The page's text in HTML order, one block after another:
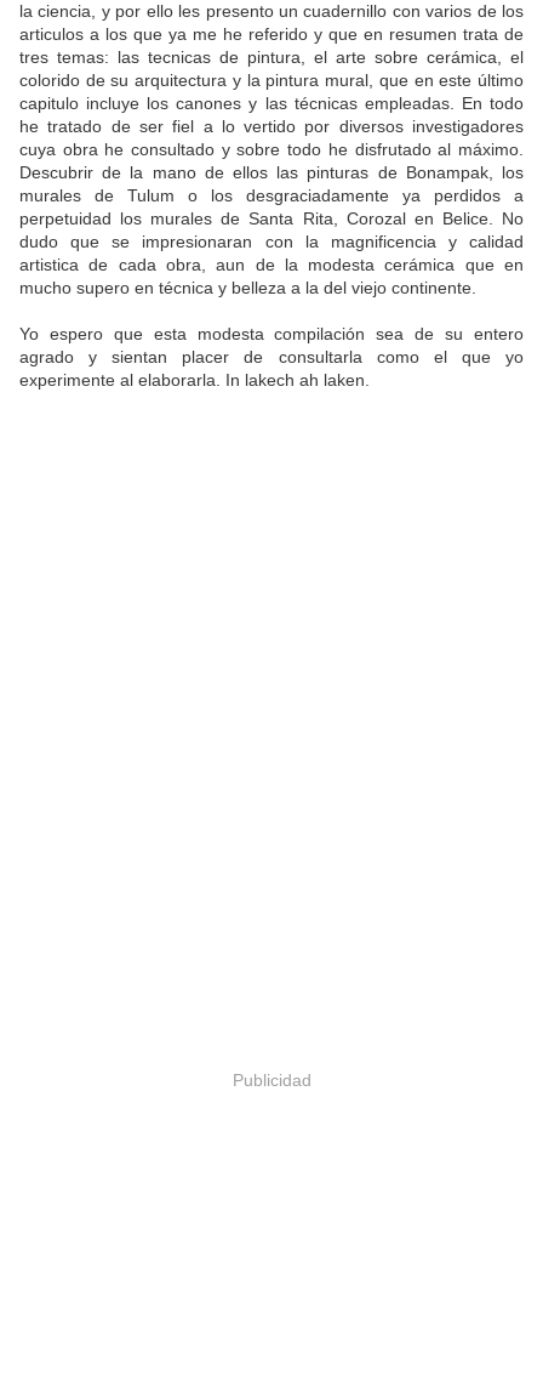
la ciencia, y por ello les presento un cuadernillo con varios de los
articulos a los que ya me he referido y que en resumen trata de
tres temas: las tecnicas de pintura, el arte sobre cerámica, el
colorido de su arquitectura y la pintura mural, que en este último
capitulo incluye los canones y las técnicas empleadas. En todo
he tratado de ser fiel a lo vertido por diversos investigadores
cuya obra he consultado y sobre todo he disfrutado al máximo.
Descubrir de la mano de ellos las pinturas de Bonampak, los
murales de Tulum o los desgraciadamente ya perdidos a
perpetuidad los murales de Santa Rita, Corozal en Belice. No
dudo que se impresionaran con la magnificencia y calidad
artistica de cada obra, aun de la modesta cerámica que en
mucho supero en técnica y belleza a la del viejo continente.
Yo espero que esta modesta compilación sea de su entero
agrado y sientan placer de consultarla como el que yo
experimente al elaborarla. In lakech ah laken.
Publicidad